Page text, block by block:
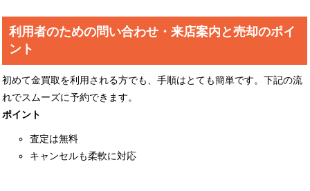
利用者のための問い合わせ・来店案内と売却のポイ
ント
初めて金買取を利用される方でも、手順はとても簡単です。下記の流
れでスムーズに予約できます。
ポイント
査定は無料
キャンセルも柔軟に対応